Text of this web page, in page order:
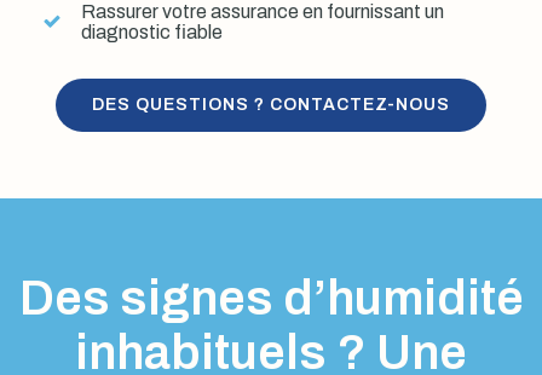
Rassurer votre assurance en fournissant un
diagnostic fiable
DES QUESTIONS ? CONTACTEZ-NOUS
Des signes d’humidité
inhabituels ? Une